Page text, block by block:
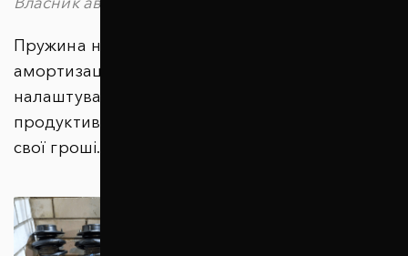
Пружина непогано справляється з
амортизацією, але вимагає деякого
налаштування для досягнення оптимальної
продуктивності. Загалом, непоганий вибір за
свої гроші.